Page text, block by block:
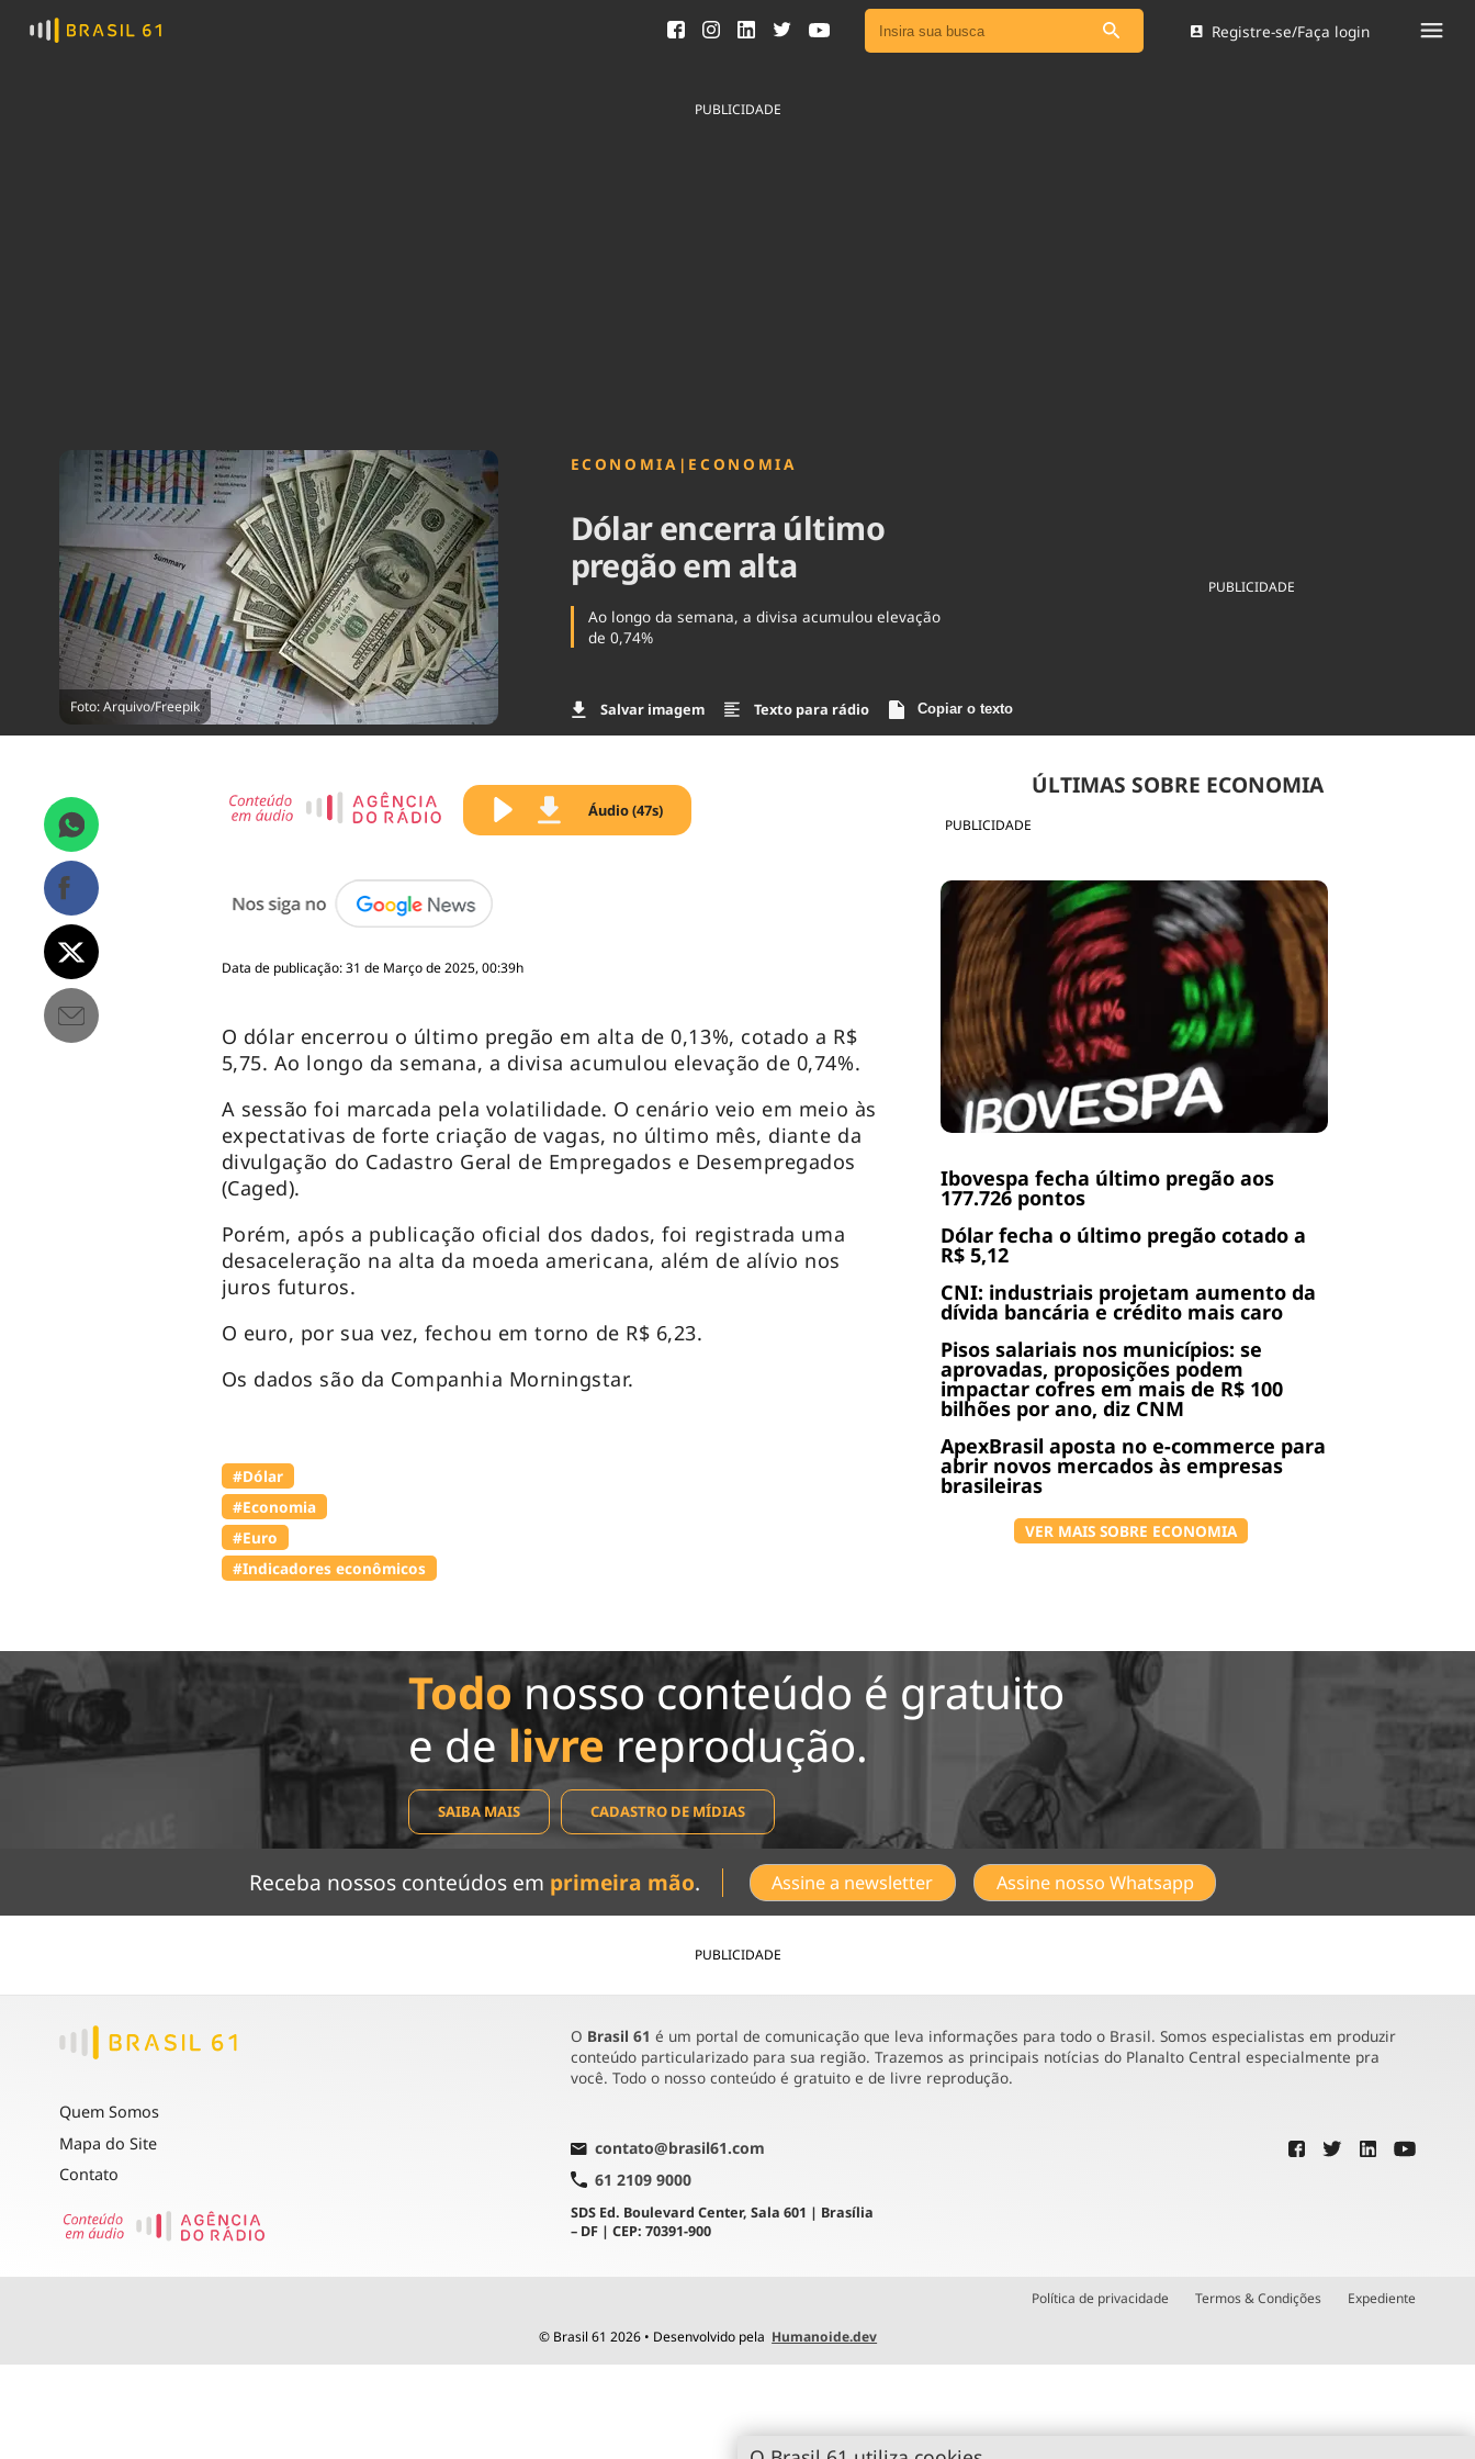
Ver todas as notícias
Cinema
Comportamento
Tempo
Registre-se/Faça login
PUBLICIDADE
Foto: Arquivo/Freepik
ECONOMIA | ECONOMIA
Dólar encerra último
pregão em alta
Ao longo da semana, a divisa acumulou elevação
de 0,74%
Salvar imagem Texto para rádio Copiar o texto
PUBLICIDADE
PUBLICIDADE
ÚLTIMAS SOBRE ECONOMIA
Ibovespa fecha último pregão aos
177.726 pontos
Dólar fecha o último pregão cotado a
R$ 5,12
CNI: industriais projetam aumento da
dívida bancária e crédito mais caro
Pisos salariais nos municípios: se
aprovadas, proposições podem
impactar cofres em mais de R$ 100
bilhões por ano, diz CNM
ApexBrasil aposta no e-commerce para
abrir novos mercados às empresas
brasileiras
VER MAIS SOBRE ECONOMIA
Áudio (47s)
Data de publicação: 31 de Março de 2025, 00:39h
O dólar encerrou o último pregão em alta de 0,13%, cotado a R$
5,75. Ao longo da semana, a divisa acumulou elevação de 0,74%.
A sessão foi marcada pela volatilidade. O cenário veio em meio às
expectativas de forte criação de vagas, no último mês, diante da
divulgação do Cadastro Geral de Empregados e Desempregados
(Caged).
Porém, após a publicação oficial dos dados, foi registrada uma
desaceleração na alta da moeda americana, além de alívio nos
juros futuros.
O euro, por sua vez, fechou em torno de R$ 6,23.
Os dados são da Companhia Morningstar.
#Dólar
#Economia
#Euro
#Indicadores econômicos
Todonosso conteúdo é gratuito
e de livre reprodução.
SAIBA MAIS CADASTRO DE MÍDIAS
Receba nossos conteúdos em primeira mão. Assine a newsletter Assine nosso Whatsapp
PUBLICIDADE
Quem Somos
Mapa do Site
Contato
O Brasil 61 é um portal de comunicação que leva informações para todo o Brasil. Somos especialistas em produzir
conteúdo particularizado para sua região. Trazemos as principais notícias do Planalto Central especialmente pra
você. Todo o nosso conteúdo é gratuito e de livre reprodução.
contato@brasil61.com
61 2109 9000
SDS Ed. Boulevard Center, Sala 601 | Brasília
– DF | CEP: 70391-900
Política de privacidade Termos & Condições Expediente
© Brasil 61 2026 • Desenvolvido pela Humanoide.dev